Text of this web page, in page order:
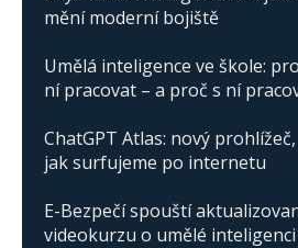
mění moderní bojiště
Umělá inteligence ve škole:
ní pracovat – a proč s ní
ChatGPT Atlas: nový
jak surfujeme po internetu
E-Bezpečí spouští
videokurzu o umělé